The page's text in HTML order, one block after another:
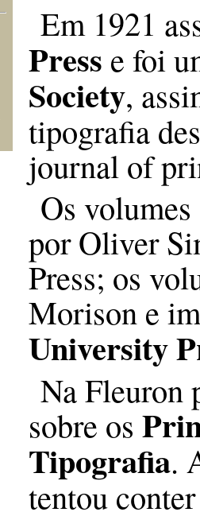
Em 1921
Press e foi
Society,
tipografia
journal of
Os
por Oliver
Press; os
Morison e
University
Na Fleuron
sobre os
Tipografia.
tentou